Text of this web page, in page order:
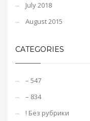
July 2018
August 2015
CATEGORIES
– 547
– 834
! Без рубрики